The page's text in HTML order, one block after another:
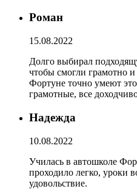
Роман
15.08.2022
Долго выбирал
чтобы смогли грамотно
Фортуне точно умеют
грамотные, все
Надежда
10.08.2022
Училась в автошколе
проходило легко, уроки
удовольствие.